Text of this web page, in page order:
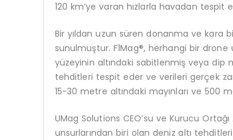
120 km’ye varan hızlarla havadan tespit
Bir yıldan uzun süren donanma ve kara
sunulmuştur. F1Mag®, herhangi bir
yüzeyinin altındaki sabitlenmiş veya dip
tehditleri tespit eder ve verileri gerçek
15-30 metre altındaki mayınları ve 500
UMag Solutions CEO’su ve Kurucu
unsurlarından biri olan deniz altı